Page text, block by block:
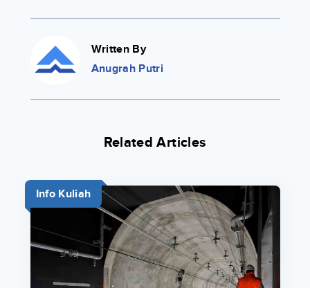
Written By
Anugrah Putri
Related Articles
Info Kuliah